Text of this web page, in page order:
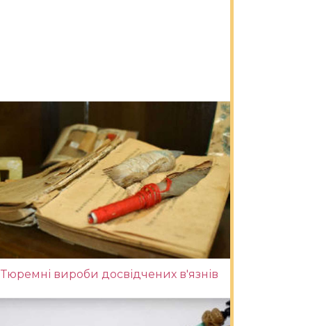
Тюремні вироби досвідчених в'язнів